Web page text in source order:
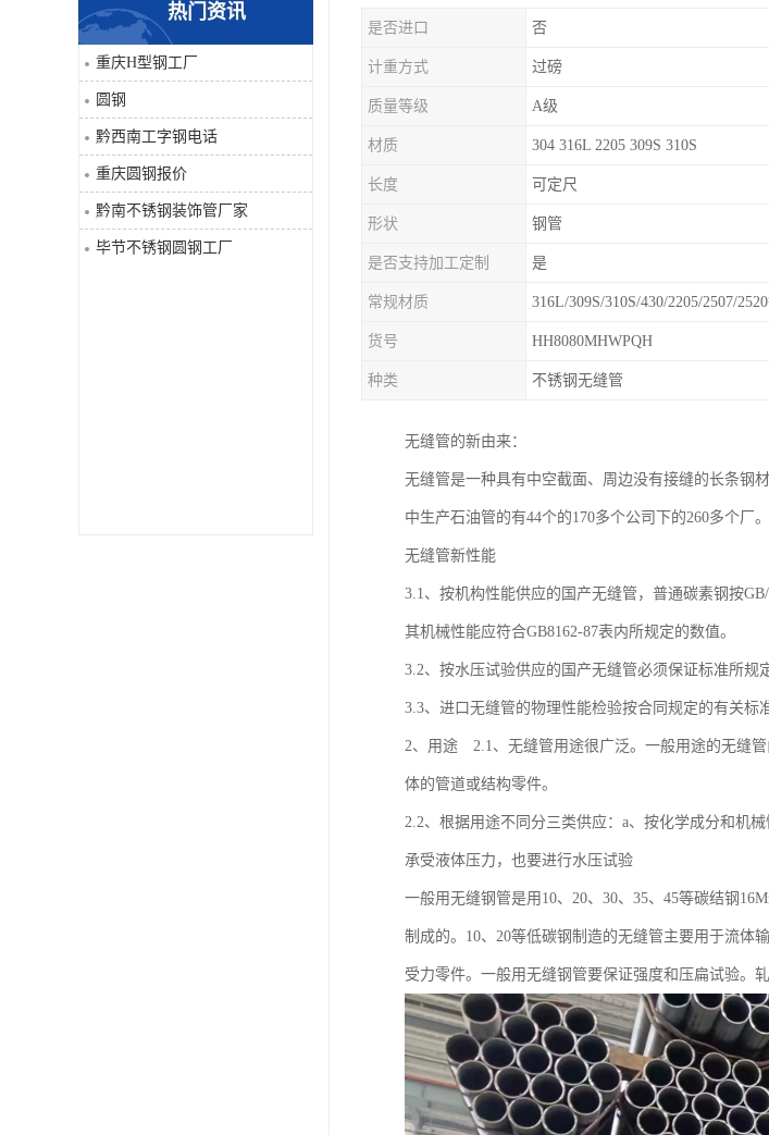
角钢
焊管
工字钢
H型钢
热门资讯
重庆H型钢工厂
圆钢
黔西南工字钢电话
重庆圆钢报价
黔南不锈钢装饰管厂家
毕节不锈钢圆钢工厂
是否进口 否
计重方式 过磅
质量等级 A级
材质 304 316L 2205 309S 310S
长度 可定尺
形状 钢管
是否支持加工定制 是
常规材质 316L/309S/310S/430/2205/2507/
货号 HH8080MHWPQH
种类 不锈钢无缝管
无缝管的新由来：
无缝管是一种具有中空截面、周边没有接缝的长条钢
中生产石油管的有44个的170多个公司下的260多个厂。
无缝管新性能
3.1、按机构性能供应的国产无缝管，普通碳素钢按
其机械性能应符合GB8162-87表内所规定的数值。
3.2、按水压试验供应的国产无缝管必须保证标准所规
3.3、进口无缝管的物理性能检验按合同规定的有关标
2、用途 2.1、无缝管用途很广泛。一般用途的无缝
体的管道或结构零件。
2.2、根据用途不同分三类供应：a、按化学成分和机
承受液体压力，也要进行水压试验
一般用无缝钢管是用10、20、30、35、45等碳结钢
制成的。10、20等低碳钢制造的无缝管主要用于流体
受力零件。一般用无缝钢管要保证强度和压扁试验。